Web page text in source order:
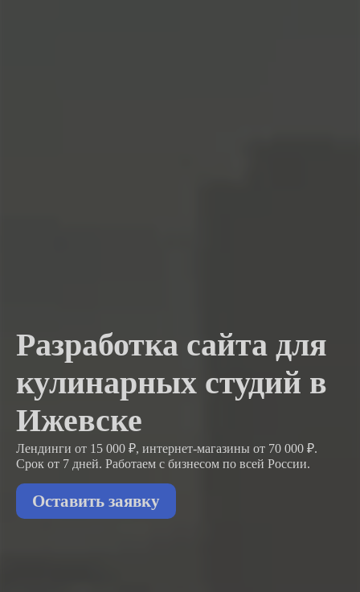
Разработка сайта для
кулинарных студий в
Ижевске
Лендинги от 15 000 ₽, интернет-магазины от 70 000 ₽.
Срок от 7 дней. Работаем с бизнесом по всей России.
Оставить заявку